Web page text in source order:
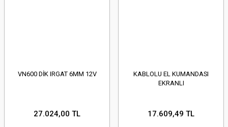
VN600 DİK IRGAT 6MM 12V
27.024,00 TL
KABLOLU EL KUMANDASI
EKRANLI
17.609,49 TL